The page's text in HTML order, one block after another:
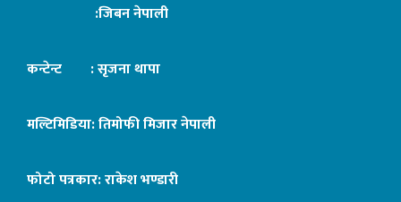
:जिबन नेपाली
कन्टेन्ट : सृजना थापा
मल्टिमिडिया: तिमोफी मिजार नेपाली
फोटो पत्रकार: राकेश भण्डारी